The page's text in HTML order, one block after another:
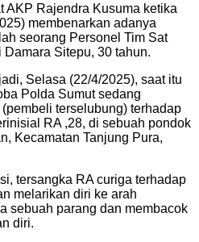
AKP Rajendra Kusuma ketika
membenarkan adanya
seorang Personel Tim Sat
Sitepu, 30 tahun.
Selasa (22/4/2025), saat itu
Polda Sumut sedang
terselubung) terhadap
RA ,28, di sebuah pondok
Kecamatan Tanjung Pura,
tersangka RA curiga terhadap
melarikan diri ke arah
sebuah parang dan membacok
diri.